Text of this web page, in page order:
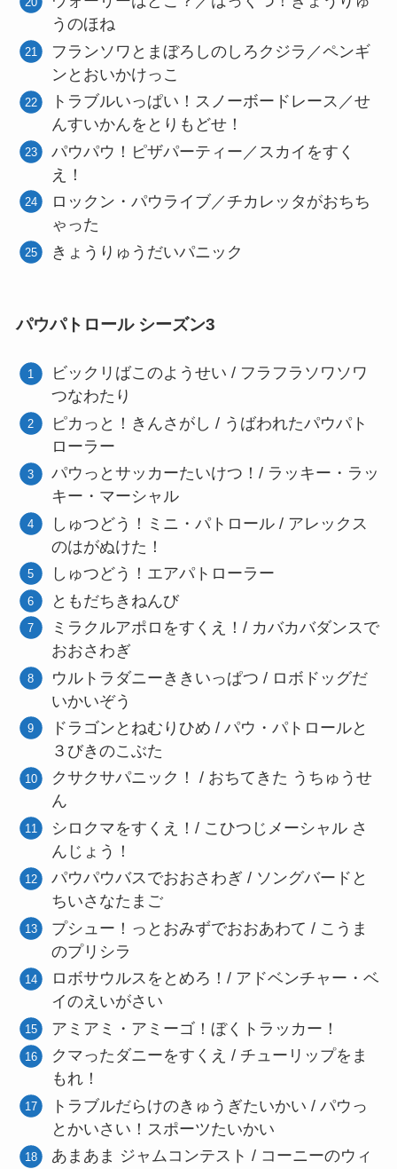
うのほね
フランソワとまぼろしのしろクジラ／ペンギ
ンとおいかけっこ
トラブルいっぱい！スノーボードレース／せ
んすいかんをとりもどせ！
パウパウ！ピザパーティー／スカイをすく
え！
ロックン・パウライブ／チカレッタがおちち
ゃった
きょうりゅうだいパニック
パウパトロール シーズン3
ビックリばこのようせい / フラフラソワソワ
つなわたり
ピカっと！きんさがし / うばわれたパウパト
ローラー
パウっとサッカーたいけつ！/ ラッキー・ラッ
キー・マーシャル
しゅつどう！ミニ・パトロール / アレックス
のはがぬけた！
しゅつどう！エアパトローラー
ともだちきねんび
ミラクルアポロをすくえ！/ カバカバダンスで
おおさわぎ
ウルトラダニーききいっぱつ / ロボドッグだ
いかいぞう
ドラゴンとねむりひめ / パウ・パトロールと
３びきのこぶた
クサクサパニック！ / おちてきた うちゅうせ
ん
シロクマをすくえ！/ こひつじメーシャル さ
んじょう！
パウパウバスでおおさわぎ / ソングバードと
ちいさなたまご
プシュー！っとおみずでおおあわて / こうま
のプリシラ
ロボサウルスをとめろ！/ アドベンチャー・ベ
イのえいがさい
アミアミ・アミーゴ！ぼくトラッカー！
クマったダニーをすくえ / チューリップをま
もれ！
トラブルだらけのきゅうぎたいかい / パウっ
とかいさい！スポーツたいかい
あまあま ジャムコンテスト / コーニーのウィ